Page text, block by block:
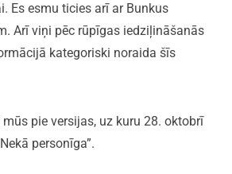
Es esmu ticies arī ar Bunkus
Arī viņi pēc rūpīgas iedziļināšanās
kategoriski noraida šīs
pie versijas, uz kuru 28. oktobrī
personīga”.